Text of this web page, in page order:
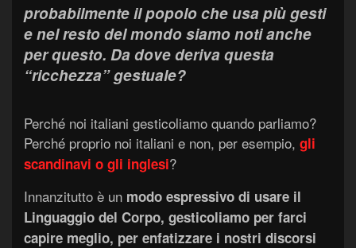
probabilmente il popolo che usa più gesti
e nel resto del mondo siamo noti anche
per questo. Da dove deriva questa
“ricchezza” gestuale?
Perché noi italiani gesticoliamo quando parliamo?
Perché proprio noi italiani e non, per esempio, gli
scandinavi o gli inglesi?
Innanzitutto è un modo espressivo di usare il
Linguaggio del Corpo, gesticoliamo per farci
capire meglio, per enfatizzare i nostri discorsi